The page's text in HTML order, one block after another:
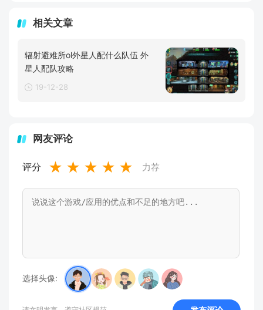
相关文章
辐射避难所ol外星人配什么队伍 外
星人配队攻略
19-12-28
网友评论
评分 ★ ★ ★ ★ ★ 力荐
选择头像: